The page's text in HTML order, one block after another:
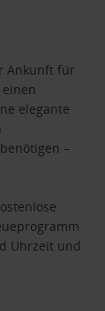
Ankunft für
elegante
–
Uhrzeit und